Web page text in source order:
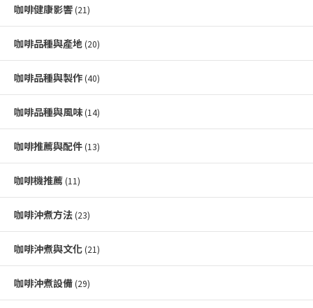
咖啡健康影響 (21)
咖啡品種與產地 (20)
咖啡品種與製作 (40)
咖啡品種與風味(14)
咖啡推薦與配件 (13)
咖啡機推薦 (11)
咖啡沖煮方法 (23)
咖啡沖煮與文化 (21)
咖啡沖煮設備 (29)